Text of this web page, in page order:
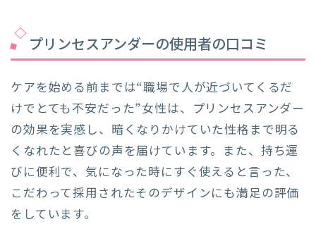
プリンセスアンダーの使用者の口コミ
ケアを始める前までは“職場で人が近づいてくるだ
けでとても不安だった”女性は、プリンセスアンダー
の効果を実感し、暗くなりかけていた性格まで明る
くなれたと喜びの声を届けています。また、持ち運
びに便利で、気になった時にすぐ使えると言った、
こだわって採用されたそのデザインにも満足の評価
をしています。